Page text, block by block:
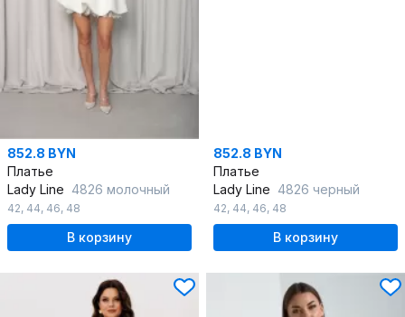
852.8 BYN
Платье
Lady Line 4826 молочный
42, 44, 46, 48
В корзину
852.8 BYN
Платье
Lady Line 4826 черный
42, 44, 46, 48
В корзину